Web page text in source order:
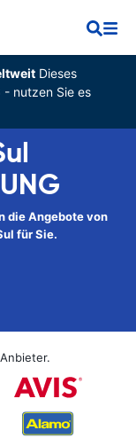
Dieses
nutzen Sie es
die Angebote von
für Sie.